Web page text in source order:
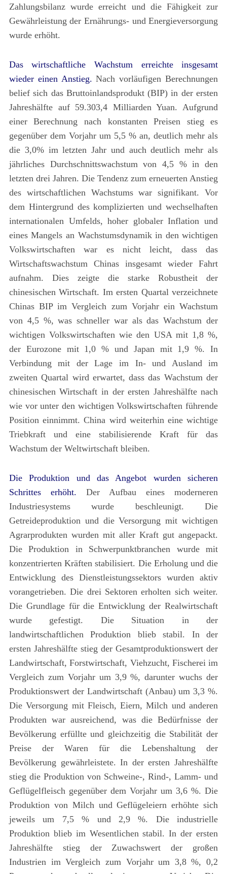
Zahlungsbilanz wurde erreicht und die Fähigkeit zur
Gewährleistung der Ernährungs- und Energieversorgung
wurde erhöht.
Das wirtschaftliche Wachstum erreichte insgesamt
wieder einen Anstieg. Nach vorläufigen Berechnungen
belief sich das Bruttoinlandsprodukt (BIP) in der ersten
Jahreshälfte auf 59.303,4 Milliarden Yuan. Aufgrund
einer Berechnung nach konstanten Preisen stieg es
gegenüber dem Vorjahr um 5,5 % an, deutlich mehr als
die 3,0% im letzten Jahr und auch deutlich mehr als
jährliches Durchschnittswachstum von 4,5 % in den
letzten drei Jahren. Die Tendenz zum erneuerten Anstieg
des wirtschaftlichen Wachstums war signifikant. Vor
dem Hintergrund des komplizierten und wechselhaften
internationalen Umfelds, hoher globaler Inflation und
eines Mangels an Wachstumsdynamik in den wichtigen
Volkswirtschaften war es nicht leicht, dass das
Wirtschaftswachstum Chinas insgesamt wieder Fahrt
aufnahm. Dies zeigte die starke Robustheit der
chinesischen Wirtschaft. Im ersten Quartal verzeichnete
Chinas BIP im Vergleich zum Vorjahr ein Wachstum
von 4,5 %, was schneller war als das Wachstum der
wichtigen Volkswirtschaften wie den USA mit 1,8 %,
der Eurozone mit 1,0 % und Japan mit 1,9 %. In
Verbindung mit der Lage im In- und Ausland im
zweiten Quartal wird erwartet, dass das Wachstum der
chinesischen Wirtschaft in der ersten Jahreshälfte nach
wie vor unter den wichtigen Volkswirtschaften führende
Position einnimmt. China wird weiterhin eine wichtige
Triebkraft und eine stabilisierende Kraft für das
Wachstum der Weltwirtschaft bleiben.
Die Produktion und das Angebot wurden sicheren
Schrittes erhöht. Der Aufbau eines moderneren
Industriesystems wurde beschleunigt. Die
Getreideproduktion und die Versorgung mit wichtigen
Agrarprodukten wurden mit aller Kraft gut angepackt.
Die Produktion in Schwerpunktbranchen wurde mit
konzentrierten Kräften stabilisiert. Die Erholung und die
Entwicklung des Dienstleistungssektors wurden aktiv
vorangetrieben. Die drei Sektoren erholten sich weiter.
Die Grundlage für die Entwicklung der Realwirtschaft
wurde gefestigt. Die Situation in der
landwirtschaftlichen Produktion blieb stabil. In der
ersten Jahreshälfte stieg der Gesamtproduktionswert der
Landwirtschaft, Forstwirtschaft, Viehzucht, Fischerei im
Vergleich zum Vorjahr um 3,9 %, darunter wuchs der
Produktionswert der Landwirtschaft (Anbau) um 3,3 %.
Die Versorgung mit Fleisch, Eiern, Milch und anderen
Produkten war ausreichend, was die Bedürfnisse der
Bevölkerung erfüllte und gleichzeitig die Stabilität der
Preise der Waren für die Lebenshaltung der
Bevölkerung gewährleistete. In der ersten Jahreshälfte
stieg die Produktion von Schweine-, Rind-, Lamm- und
Geflügelfleisch gegenüber dem Vorjahr um 3,6 %. Die
Produktion von Milch und Geflügeleiern erhöhte sich
jeweils um 7,5 % und 2,9 %. Die industrielle
Produktion blieb im Wesentlichen stabil. In der ersten
Jahreshälfte stieg der Zuwachswert der großen
Industrien im Vergleich zum Vorjahr um 3,8 %, 0,2